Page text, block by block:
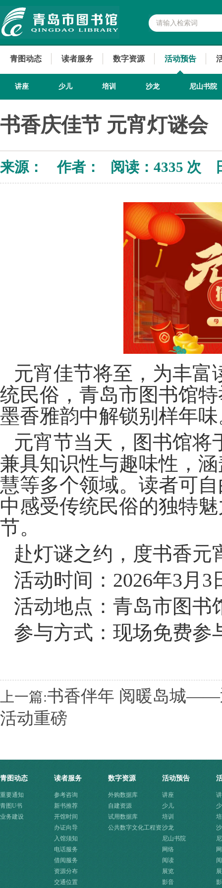
青图动态 读者服务 数字资源 活动预告
讲座 少儿 培训 沙龙 尼山书院
书香庆佳节 元宵灯谜会
来源： 作者： 阅读： 4335 次
元宵佳节将至，为丰富
统民俗，青岛市图书馆
墨香雅韵中解锁别样年
元宵节当天，图书馆将
兼具知识性与趣味性，
慧等多个领域。读者可
中感受传统民俗的独特
节。
赴灯谜之约，度书香
活动时间：2026年3月3
活动地点：青岛市图书
参与方式：现场免费参
上一篇:书香伴年 阅暖岛城——
活动重磅
青图动态
重要通知
青图U书
业务建设
读者服务
参考咨询
新书推荐
开馆时间
办证向导
入馆须知
电话服务
借阅服务
资源分布
交通位置
数字资源
外购数据库
自建资源
试用数据库
公共数字文化工程资
活动预告
讲座
少儿
培训
沙龙
尼山书院
网络
阅读
展览
影音